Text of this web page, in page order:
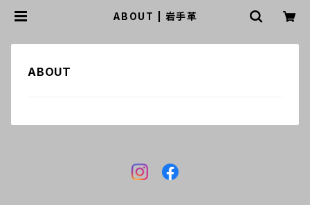
ABOUT | 岩手革
ABOUT